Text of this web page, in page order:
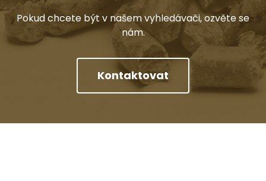
Pokud chcete být v našem vyhledávači, ozvěte se
nám.
Kontaktovat